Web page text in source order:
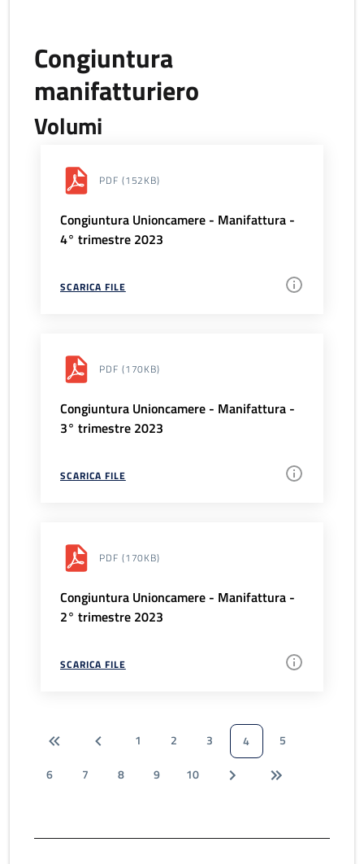
Congiuntura
manifatturiero
Volumi
PDF (152KB)
Congiuntura Unioncamere - Manifattura -
4° trimestre 2023
SCARICA FILE
PDF (170KB)
Congiuntura Unioncamere - Manifattura -
3° trimestre 2023
SCARICA FILE
PDF (170KB)
Congiuntura Unioncamere - Manifattura -
2° trimestre 2023
SCARICA FILE
1 2 3 4
5
6
7 8 9 10